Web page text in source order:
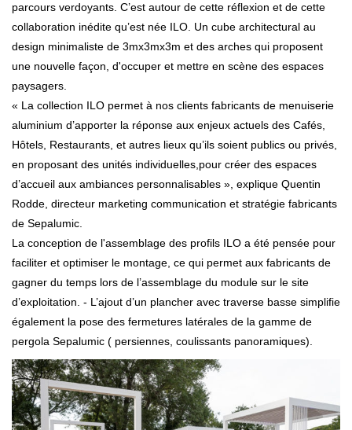
parcours verdoyants. C’est autour de cette réflexion et de cette
collaboration inédite qu’est née ILO. Un cube architectural au
design minimaliste de 3mx3mx3m et des arches qui proposent
une nouvelle façon, d'occuper et mettre en scène des espaces
paysagers.
« La collection ILO permet à nos clients fabricants de menuiserie
aluminium d’apporter la réponse aux enjeux actuels des Cafés,
Hôtels, Restaurants, et autres lieux qu’ils soient publics ou privés,
en proposant des unités individuelles,pour créer des espaces
d’accueil aux ambiances personnalisables », explique Quentin
Rodde, directeur marketing communication et stratégie fabricants
de Sepalumic.
La conception de l'assemblage des profils ILO a été pensée pour
faciliter et optimiser le montage, ce qui permet aux fabricants de
gagner du temps lors de l’assemblage du module sur le site
d’exploitation. - L’ajout d’un plancher avec traverse basse simplifie
également la pose des fermetures latérales de la gamme de
pergola Sepalumic ( persiennes, coulissants panoramiques).